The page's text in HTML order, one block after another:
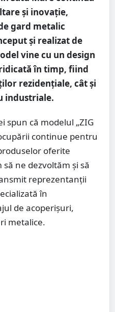
și inovație,
gard metalic
și realizat de
vine cu un design
în timp, fiind
rezidențiale, cât și
industriale.
spun că modelul „ZIG
continue pentru
oferite
ne dezvoltăm și să
reprezentanții
în
de acoperișuri,
metalice.